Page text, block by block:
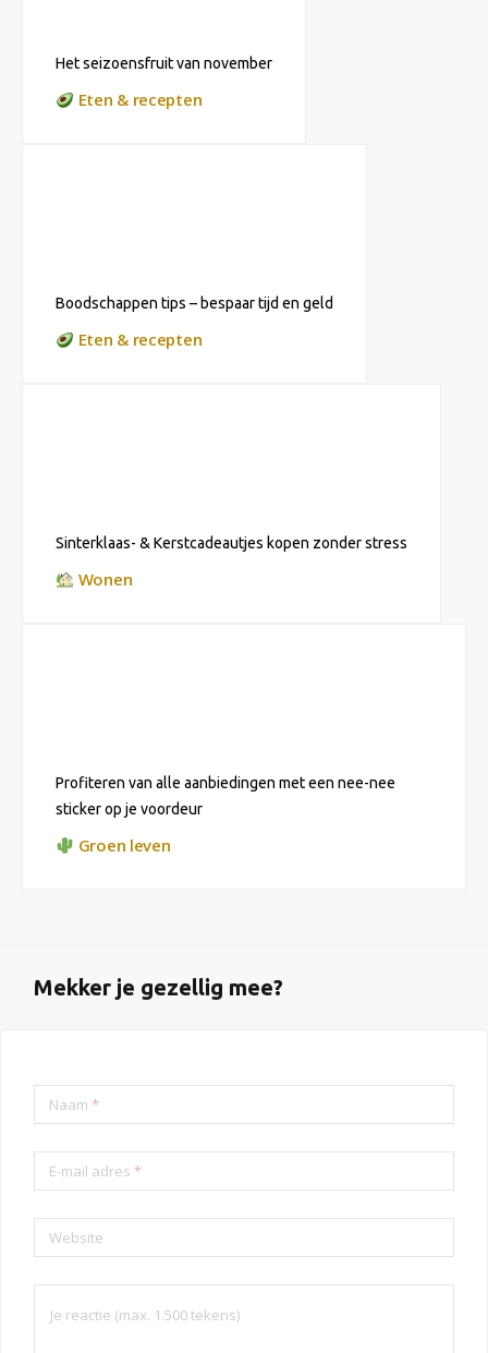
Het seizoensfruit van november
Eten & recepten
Boodschappen tips – bespaar tijd en geld
Eten & recepten
Sinterklaas- & Kerstcadeautjes kopen zonder stress
Wonen
Profiteren van alle aanbiedingen met een nee-nee
sticker op je voordeur
Groen leven
Mekker je gezellig mee?
Naam *
E-mail adres *
Website